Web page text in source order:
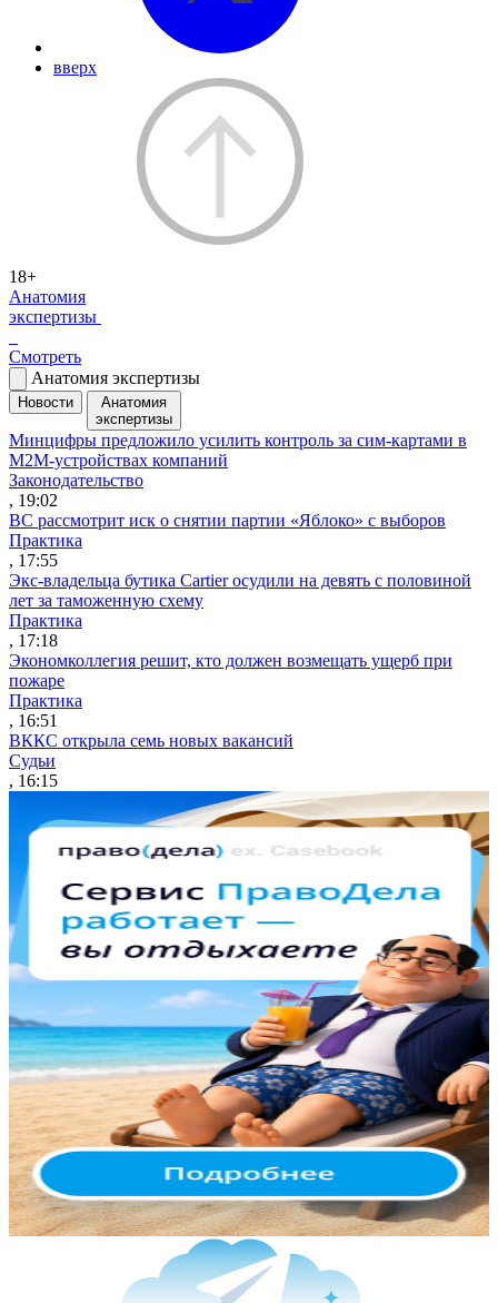
вверх
18+
Анатомия
экспертизы
Смотреть
Анатомия экспертизы
Новости
Анатомия
экспертизы
Минцифры предложило усилить контроль за сим-картами в
M2M-устройствах компаний
Законодательство
, 19:02
ВС рассмотрит иск о снятии партии «Яблоко» с выборов
Практика
, 17:55
Экс-владельца бутика Cartier осудили на девять с половиной
лет за таможенную схему
Практика
, 17:18
Экономколлегия решит, кто должен возмещать ущерб при
пожаре
Практика
, 16:51
ВККС открыла семь новых вакансий
Судьи
, 16:15